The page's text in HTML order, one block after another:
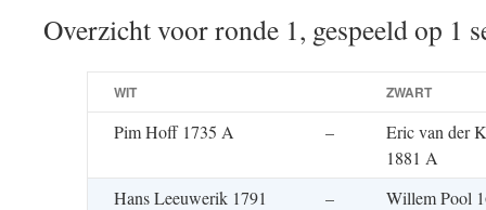
Overzicht voor ronde 1, gespeeld op 1
WIT ZWART
Pim Hoff 1735 A –
Eric van der
1881 A
Hans Leeuwerik 1791
– Willem Pool